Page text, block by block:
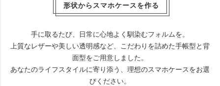
形状からスマホケースを作る
手に取るたび、日常に心地よく馴染むフォルムを。
上質なレザーや美しい透明感など、こだわりを詰めた手帳型と背
面型をご用意しました。
あなたのライフスタイルに寄り添う、理想のスマホケースをお選
びください。